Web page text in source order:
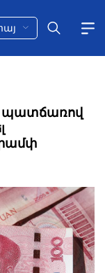
պատճառով